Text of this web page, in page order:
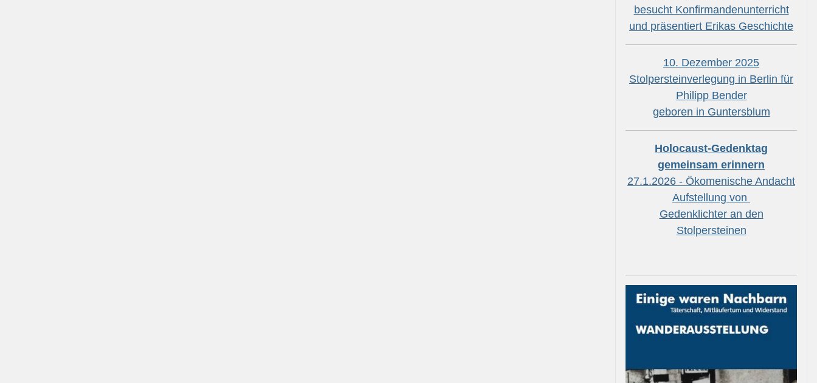
besucht Konfirmandenunterricht
und präsentiert Erikas Geschichte
10. Dezember 2025
Stolpersteinverlegung in Berlin für
Philipp Bender
geboren in Guntersblum
Holocaust-Gedenktag
gemeinsam erinnern
27.1.2026 - Ökomenische Andacht
Aufstellung von
Gedenklichter an den
Stolpersteinen